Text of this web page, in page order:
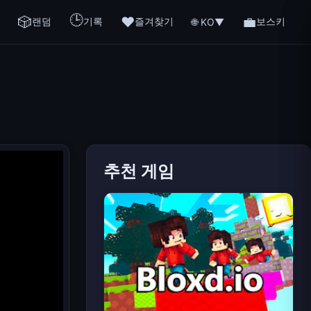
🎲랜덤 🕒기록 ❤️즐겨찾기 🌐 KO▼ 💼보스키
추천 게임